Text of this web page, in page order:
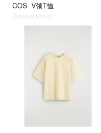
COS V领T恤
@dealmoon.de